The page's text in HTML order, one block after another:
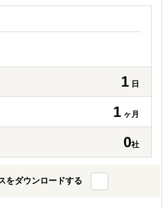
1 日
1 ヶ月
0社
をダウンロードする